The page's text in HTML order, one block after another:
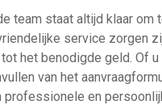
team staat altijd klaar om
service zorgen
het benodigde geld. Of
van het
professionele en